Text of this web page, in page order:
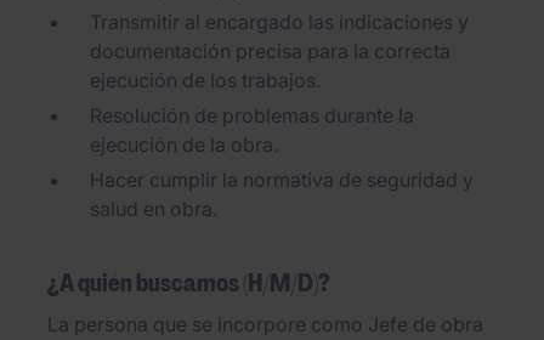
Transmitir al encargado las indicaciones y
documentación precisa para la correcta
ejecución de los trabajos.
Resolución de problemas durante la
ejecución de la obra.
Hacer cumplir la normativa de seguridad y
salud en obra.
¿A quién buscamos (H/M/D)?
La persona que se incorpore como Jefe de obra